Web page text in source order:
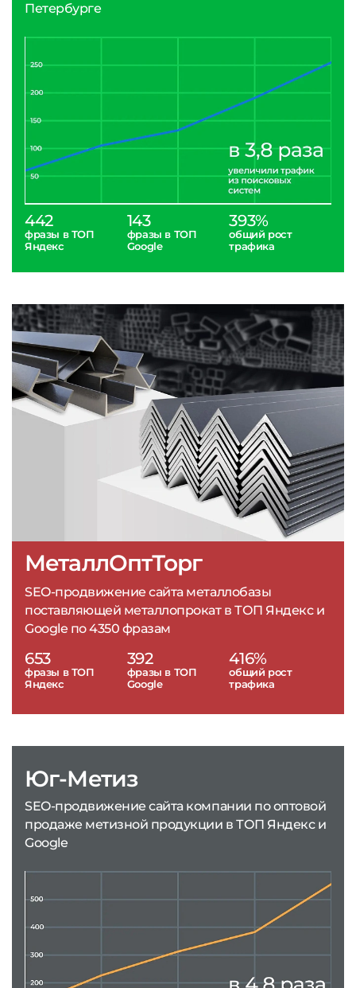
МеталлОптТорг
SEO-продвижение сайта металлобазы
поставляющей металлопрокат в ТОП Яндекс и
Google по 4350 фразам
653
фразы в ТОП
Яндекс
392
фразы в ТОП
Google
416%
общий рост
трафика
Петербурге
442
фразы в ТОП
Яндекс
143
фразы в ТОП
Google
393%
общий рост
трафика
Юг-Метиз
SEO-продвижение сайта компании по оптовой
продаже метизной продукции в ТОП Яндекс и
Google